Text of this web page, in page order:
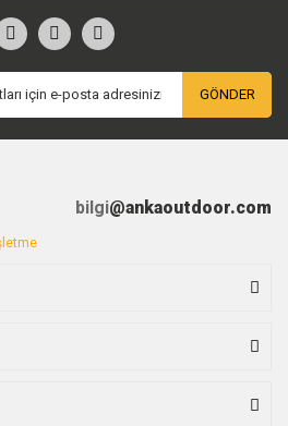
GÖNDER
bilgi@ankaoutdoor.com